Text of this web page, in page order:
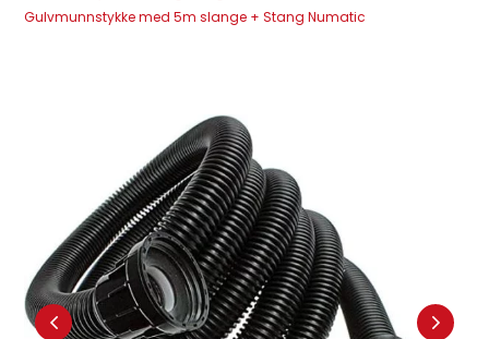
Gulvmunnstykke med 5m slange + Stang Numatic